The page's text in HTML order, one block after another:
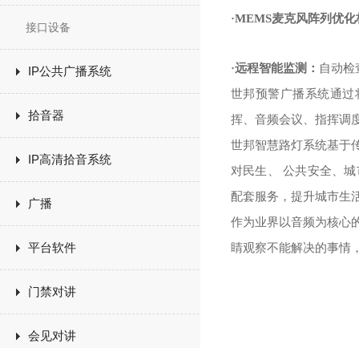
接口设备
IP公共广播系统
拾音器
IP高清拾音系统
广播
平台软件
门禁对讲
会见对讲
·MEMS麦克风阵列优
·远程智能监测： 自动
世邦预警广播系统通
挥、音频会议、指挥调
世邦智慧路灯系统基于
对民生、 公共安全、
配套服务，提升城市生
作为业界以音频为核心
睛观察不能解决的事情